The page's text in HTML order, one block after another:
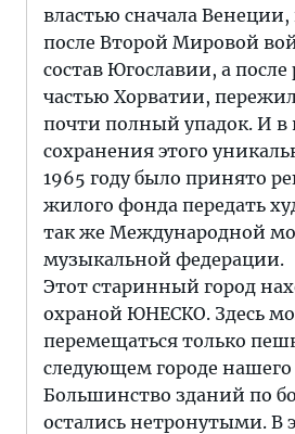
властью сначала
после Второй Мировой
состав Югославии, а после
частью Хорватии,
почти полный упадок. И в
сохранения этого
1965 году было принято
жилого фонда передать
так же Международной
музыкальной федерации.
Этот старинный город
охраной ЮНЕСКО. Здесь
перемещаться только
следующем городе
Большинство зданий по
остались нетронутыми. В